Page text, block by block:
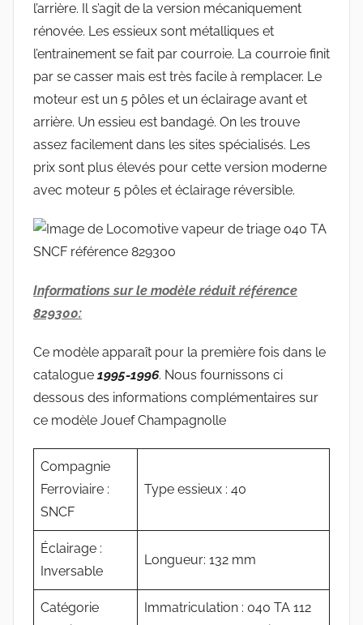
l’arrière. Il s’agit de la version mécaniquement
rénovée. Les essieux sont métalliques et
l’entrainement se fait par courroie. La courroie finit
par se casser mais est très facile à remplacer. Le
moteur est un 5 pôles et un éclairage avant et
arrière. Un essieu est bandagé. On les trouve
assez facilement dans les sites spécialisés. Les
prix sont plus élevés pour cette version moderne
avec moteur 5 pôles et éclairage réversible.
Informations sur le modèle réduit référence
829300:
Ce modèle apparaît pour la première fois dans le
catalogue 1995-1996. Nous fournissons ci
dessous des informations complémentaires sur
ce modèle Jouef Champagnolle
Compagnie
Ferroviaire :
SNCF
Type essieux : 40
Éclairage :
Inversable
Longueur: 132 mm
Catégorie
Immatriculation : 040 TA 112